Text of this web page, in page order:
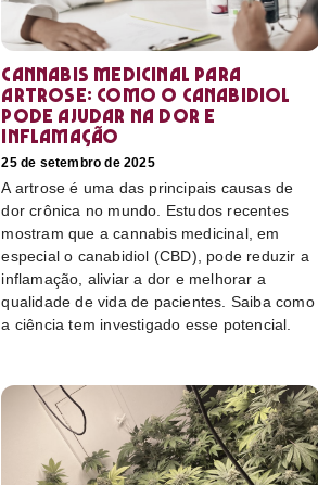
Cannabis medicinal para
artrose: como o canabidiol
pode ajudar na dor e
inflamação
25 de setembro de 2025
A artrose é uma das principais causas de
dor crônica no mundo. Estudos recentes
mostram que a cannabis medicinal, em
especial o canabidiol (CBD), pode reduzir a
inflamação, aliviar a dor e melhorar a
qualidade de vida de pacientes. Saiba como
a ciência tem investigado esse potencial.